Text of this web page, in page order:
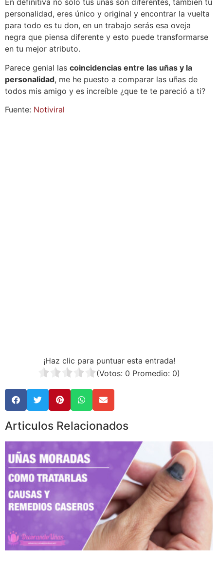
En definitiva no solo tus uñas son diferentes, también tu
personalidad, eres único y original y encontrar la vuelta
para todo es tu don, en un trabajo serás esa oveja
negra que piensa diferente y esto puede transformarse
en tu mejor atributo.
Parece genial las coincidencias entre las uñas y la
personalidad, me he puesto a comparar las uñas de
todos mis amigo y es increíble ¿que te te pareció a ti?
Fuente: Notiviral
¡Haz clic para puntuar esta entrada!
(Votos: 0 Promedio: 0)
Articulos Relacionados